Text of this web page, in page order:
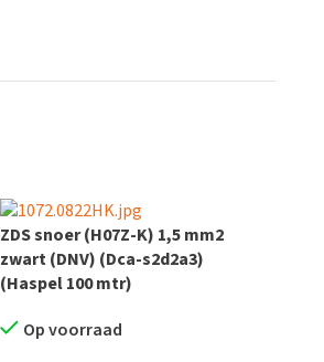
ZDS snoer (H07Z-K) 1,5 mm2
zwart (DNV) (Dca-s2d2a3)
(Haspel 100 mtr)
Op voorraad